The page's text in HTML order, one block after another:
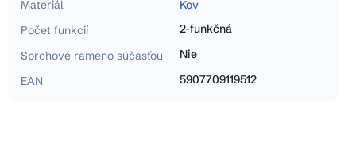
Materiál
Kov
Počet funkcií
2-funkčná
Sprchové rameno súčasťou
Nie
EAN
5907709119512